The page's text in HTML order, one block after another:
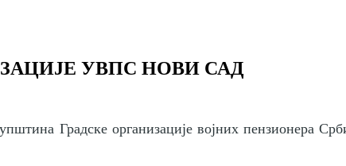
УВПС НОВИ САД
Градске организације војних пензионера